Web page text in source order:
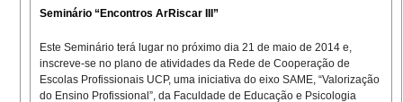
Seminário “Encontros ArRiscar III”
Este Seminário terá lugar no próximo dia 21 de maio de 2014 e,
inscreve-se no plano de atividades da Rede de Cooperação de
Escolas Profissionais UCP, uma iniciativa do eixo SAME, “Valorização
do Ensino Profissional”, da Faculdade de Educação e Psicologia